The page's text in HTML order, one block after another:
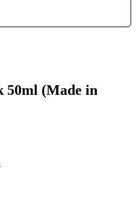
50ml (Made in